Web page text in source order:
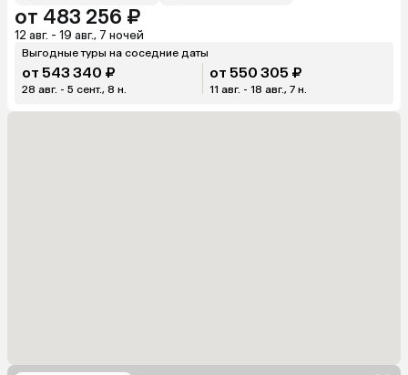
от 483 256 ₽
12 авг. - 19 авг., 7 ночей
Выгодные туры на соседние даты
от 543 340 ₽
28 авг. - 5 сент., 8 н.
от 550 305 ₽
11 авг. - 18 авг., 7 н.